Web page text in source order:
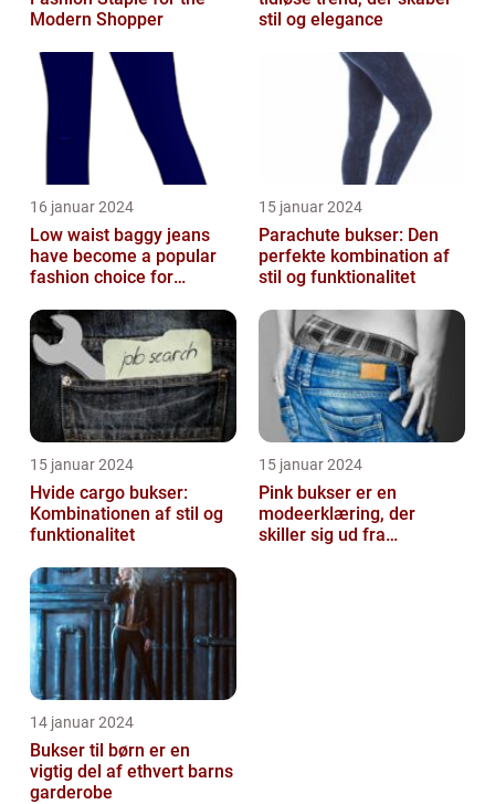
Modern Shopper
stil og elegance
16 januar 2024
Low waist baggy jeans
have become a popular
fashion choice for
comfort without...
15 januar 2024
Parachute bukser: Den
perfekte kombination af
stil og funktionalitet
15 januar 2024
Hvide cargo bukser:
Kombinationen af stil og
funktionalitet
15 januar 2024
Pink bukser er en
modeerklæring, der
skiller sig ud fra
14 januar 2024
Bukser til børn er en
vigtig del af ethvert barns
garderobe